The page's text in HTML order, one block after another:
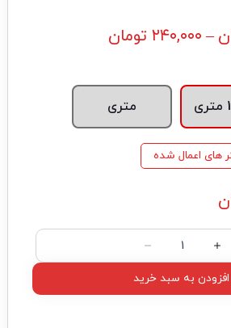
– ۲۴۰,۰۰۰ تومان
متری
های اعمال شده
افزودن به سبد خرید